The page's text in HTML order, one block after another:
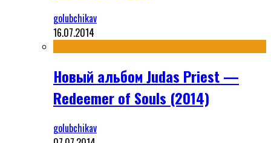
golubchikav
16.07.2014
Новый альбом Judas Priest —
Redeemer of Souls (2014)
golubchikav